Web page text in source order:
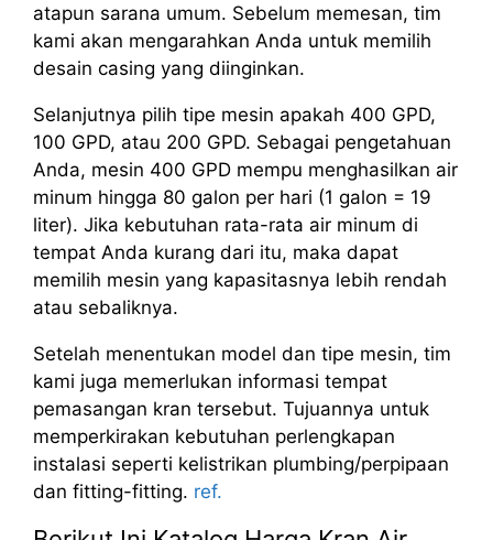
atapun sarana umum. Sebelum memesan, tim
kami akan mengarahkan Anda untuk memilih
desain casing yang diinginkan.
Selanjutnya pilih tipe mesin apakah 400 GPD,
100 GPD, atau 200 GPD. Sebagai pengetahuan
Anda, mesin 400 GPD mempu menghasilkan air
minum hingga 80 galon per hari (1 galon = 19
liter). Jika kebutuhan rata-rata air minum di
tempat Anda kurang dari itu, maka dapat
memilih mesin yang kapasitasnya lebih rendah
atau sebaliknya.
Setelah menentukan model dan tipe mesin, tim
kami juga memerlukan informasi tempat
pemasangan kran tersebut. Tujuannya untuk
memperkirakan kebutuhan perlengkapan
instalasi seperti kelistrikan plumbing/perpipaan
dan fitting-fitting. ref.